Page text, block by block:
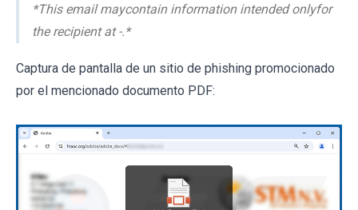
*This email maycontain information intended onlyfor
the recipient at -.*
Captura de pantalla de un sitio de phishing promocionado
por el mencionado documento PDF: